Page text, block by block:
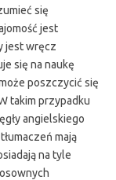
się
jest
jest wręcz
się na naukę
poszczycić się
takim przypadku
angielskiego
mają
na tyle